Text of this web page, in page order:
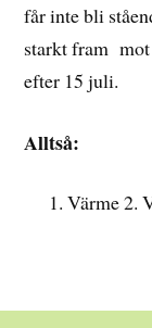
får inte bli
starkt fram mot
efter 15 juli.
Alltså:
Värme 2.